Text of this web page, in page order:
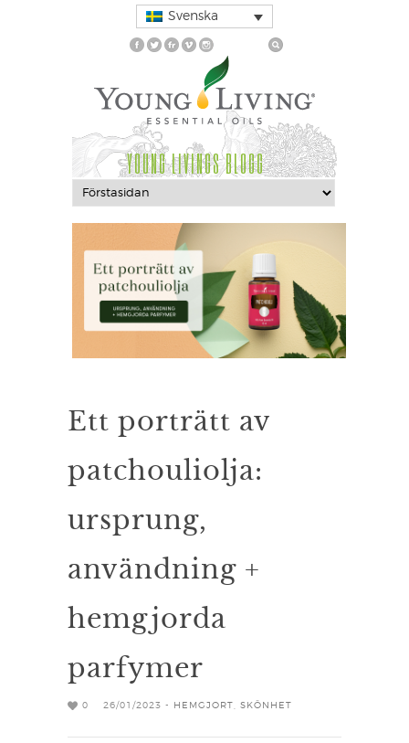
Svenska
YOUNG LIVINGS BLOGG
Ett porträtt av
patchouliolja:
ursprung,
användning +
hemgjorda
parfymer
0 26/01/2023 - HEMGJORT SKÖNHET